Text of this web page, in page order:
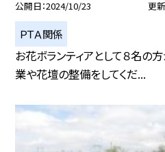
公開日 2024/10/23 更
ＰＴＡ関係
お花ボランティアとして８名の
業や花壇の整備をしてくだ...